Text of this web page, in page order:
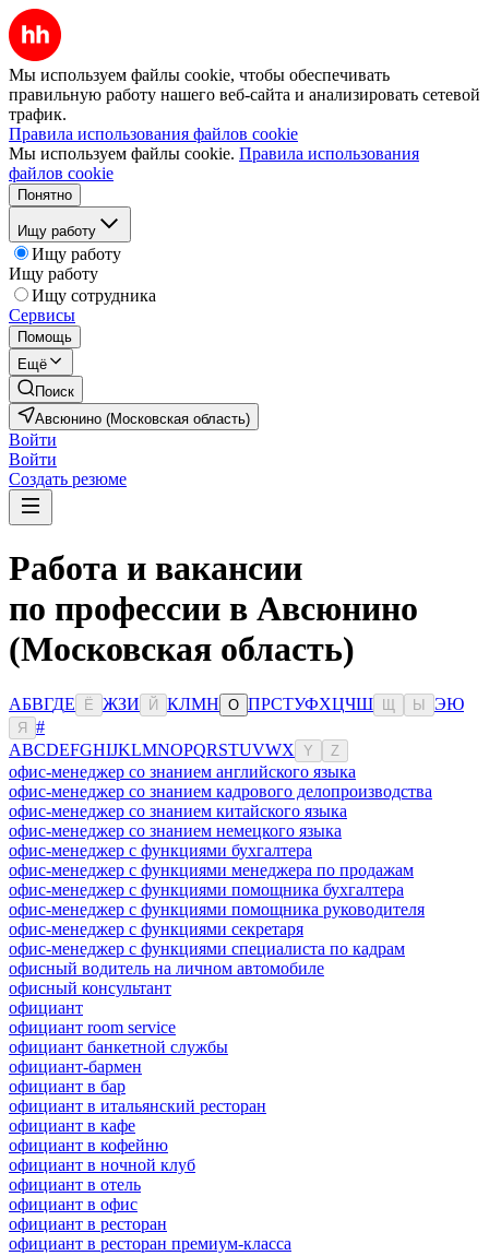
Мы используем файлы cookie, чтобы обеспечивать
правильную работу нашего веб-сайта и анализировать сетевой
трафик.
Правила использования файлов cookie
Мы используем файлы cookie. Правила использования
файлов cookie
Понятно
Ищу работу
Ищу работу
Ищу работу
Ищу сотрудника
Сервисы
Помощь
Ещё
Поиск
Авсюнино (Московская область)
Войти
Войти
Создать резюме
Работа и вакансии
по профессии в Авсюнино
(Московская область)
АБВГДЕ Ё ЖЗИ Й КЛМН О ПРСТУФХЦЧШ Ы ЭЮ
Я
#
ABCDEFGHIJKLMNOPQRSTUVWX Y Z
офис-менеджер со знанием английского языка
офис-менеджер со знанием кадрового делопроизводства
офис-менеджер со знанием китайского языка
офис-менеджер со знанием немецкого языка
офис-менеджер с функциями бухгалтера
офис-менеджер с функциями менеджера по продажам
офис-менеджер с функциями помощника бухгалтера
офис-менеджер с функциями помощника руководителя
офис-менеджер с функциями секретаря
офис-менеджер с функциями специалиста по кадрам
офисный водитель на личном автомобиле
офисный консультант
официант
официант room service
официант банкетной службы
официант-бармен
официант в бар
официант в итальянский ресторан
официант в кафе
официант в кофейню
официант в ночной клуб
официант в отель
официант в офис
официант в ресторан
официант в ресторан премиум-класса